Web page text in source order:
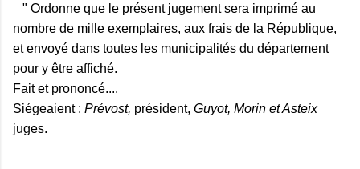
" Ordonne que le présent jugement sera imprimé au
nombre de mille exemplaires, aux frais de la République,
et envoyé dans toutes les municipalités du département
pour y être affiché.
Fait et prononcé....
Siégeaient : Prévost, président, Guyot, Morin et Asteix
juges.